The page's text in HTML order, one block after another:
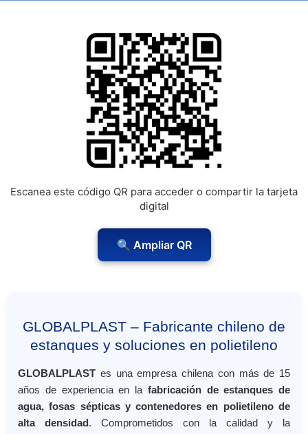
Escanea este código QR para acceder o compartir la tarjeta
digital
🔍 Ampliar QR
GLOBALPLAST – Fabricante chileno de
estanques y soluciones en polietileno
GLOBALPLAST es una empresa chilena con más de 15
años de experiencia en la fabricación de estanques de
agua, fosas sépticas y contenedores en polietileno de
alta densidad. Comprometidos con la calidad y la